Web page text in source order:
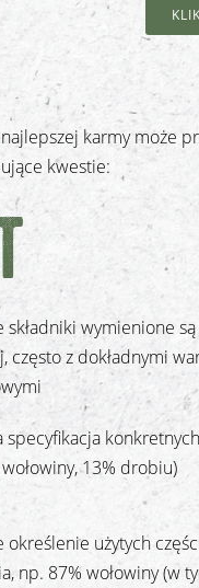
karmy może
kwestie:
składniki wymienione
często z dokładnymi
specyfikacja
13% drobiu)
określenie użytych
np. 87% wołowiny (w